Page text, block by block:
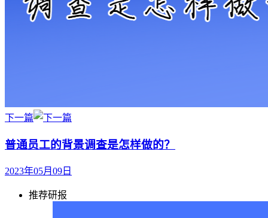
下一篇
普通员工的背景调查是怎样做的？
2023年05月09日
推荐研报